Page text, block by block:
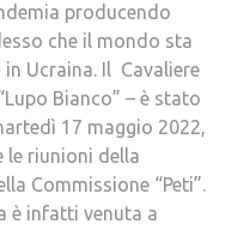
producendo
che il mondo sta
Ucraina. Il Cavaliere
Bianco” – è stato
17 maggio 2022,
le riunioni della
Commissione “Peti”.
è infatti venuta a